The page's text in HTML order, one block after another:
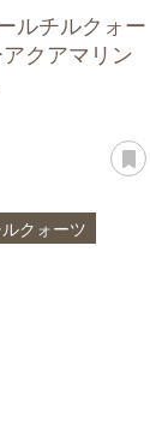
ルチルクォー
クアマリン
ルクォーツ